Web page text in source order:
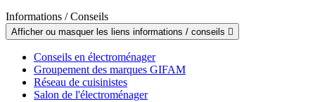
Informations / Conseils
Afficher ou masquer les liens informations / conseils 
Conseils en électroménager
Groupement des marques GIFAM
Réseau de cuisinistes
Salon de l'électroménager